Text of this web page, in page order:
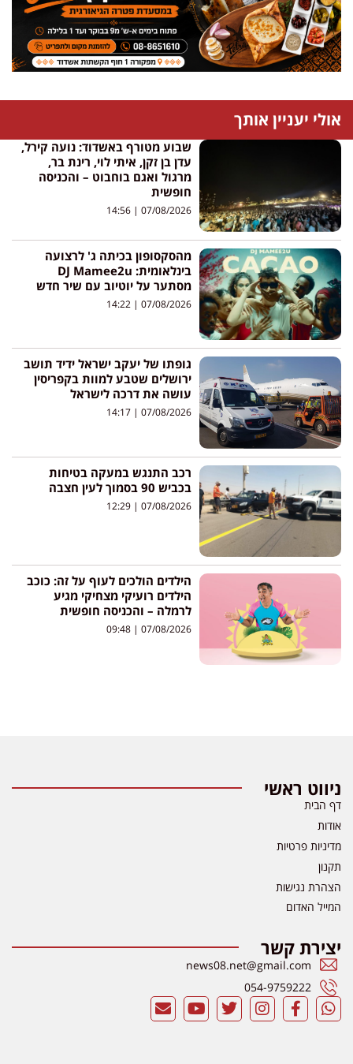
אולי יעניין אותך
שבוע מטורף באשדוד: נועה קירל,
עדן בן זקן, איתי לוי, רינת בר,
מרגול ואגם בוחבוט – והכניסה
חופשית
07/08/2026
מהסקסופון בכיתה ג' לרצועה
בינלאומית: DJ Mamee2u
מסתער על יוטיוב עם שיר חדש
07/08/2026
גופתו של יעקב ישראל ידיד תושב
ירושלים שטבע למוות בקפריסין
עושה את דרכה לישראל
07/08/2026
רכב התנגש במעקה בטיחות
בכביש 90 בסמוך לעין חצבה
07/08/2026
הילדים הולכים לעוף על זה: כוכב
הילדים רועיקי מצחיקי מגיע
לרמלה – והכניסה חופשית
07/08/2026
ניווט ראשי
דף הבית
אודות
מדיניות פרטיות
תקנון
הצהרת נגישות
המייל האדום
יצירת קשר
news08.net@gmail.com
054-9759222